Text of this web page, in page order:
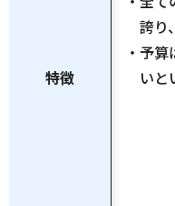
特徴
誇り
・予
いと